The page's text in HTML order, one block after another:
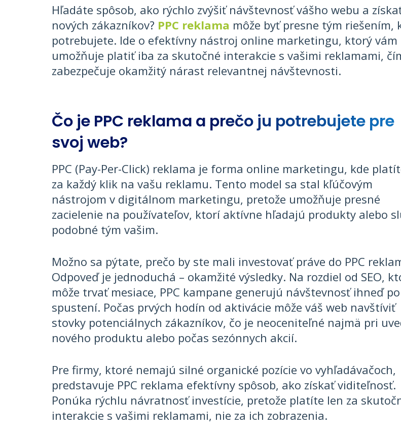
Hľadáte spôsob, ako rýchlo zvýšiť návštevnosť vášho webu a
nových zákazníkov? PPC reklama môže byť presne tým riešením,
potrebujete. Ide o efektívny nástroj online marketingu, ktorý vám
umožňuje platiť iba za skutočné interakcie s vašimi reklamami,
zabezpečuje okamžitý nárast relevantnej návštevnosti.
Čo je PPC reklama a prečo ju potrebujete pre
svoj web?
PPC (Pay-Per-Click) reklama je forma online marketingu, kde
za každý klik na vašu reklamu. Tento model sa stal kľúčovým
nástrojom v digitálnom marketingu, pretože umožňuje presné
zacielenie na používateľov, ktorí aktívne hľadajú produkty alebo
podobné tým vašim.
Možno sa pýtate, prečo by ste mali investovať práve do PPC
Odpoveď je jednoduchá – okamžité výsledky. Na rozdiel od SEO,
môže trvať mesiace, PPC kampane generujú návštevnosť ihneď po
spustení. Počas prvých hodín od aktivácie môže váš web navštíviť
stovky potenciálnych zákazníkov, čo je neoceniteľné najmä pri
nového produktu alebo počas sezónnych akcií.
Pre firmy, ktoré nemajú silné organické pozície vo vyhľadávačoch,
predstavuje PPC reklama efektívny spôsob, ako získať viditeľnosť.
Ponúka rýchlu návratnosť investície, pretože platíte len za
interakcie s vašimi reklamami, nie za ich zobrazenia.